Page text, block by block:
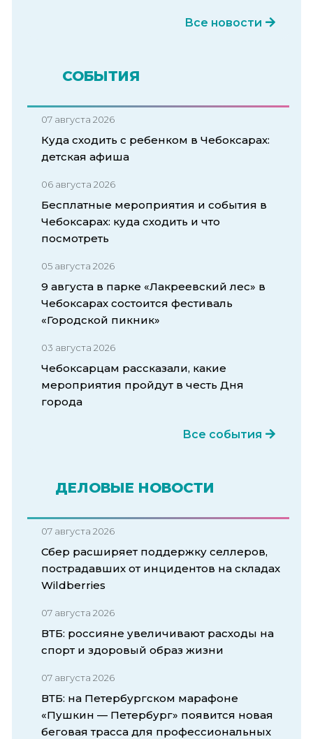
Все новости
СОБЫТИЯ
07 августа 2026
Куда сходить с ребенком в Чебоксарах:
детская афиша
06 августа 2026
Бесплатные мероприятия и события в
Чебоксарах: куда сходить и что
посмотреть
05 августа 2026
9 августа в парке «Лакреевский лес» в
Чебоксарах состоится фестиваль
«Городской пикник»
03 августа 2026
Чебоксарцам рассказали, какие
мероприятия пройдут в честь Дня
города
Все события
ДЕЛОВЫЕ НОВОСТИ
07 августа 2026
Сбер расширяет поддержку селлеров,
пострадавших от инцидентов на складах
Wildberries
07 августа 2026
ВТБ: россияне увеличивают расходы на
спорт и здоровый образ жизни
07 августа 2026
ВТБ: на Петербургском марафоне
«Пушкин — Петербург» появится новая
беговая трасса для профессиональных